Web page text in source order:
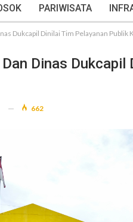
PARIWISATA
Dukcapil Dinilai Tim Pelayanan Publik
Dinas
662